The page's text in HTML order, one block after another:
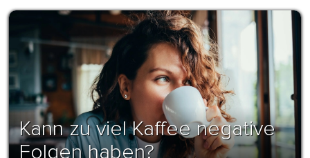
Kann zu viel Kaffee negative
Folgen haben?